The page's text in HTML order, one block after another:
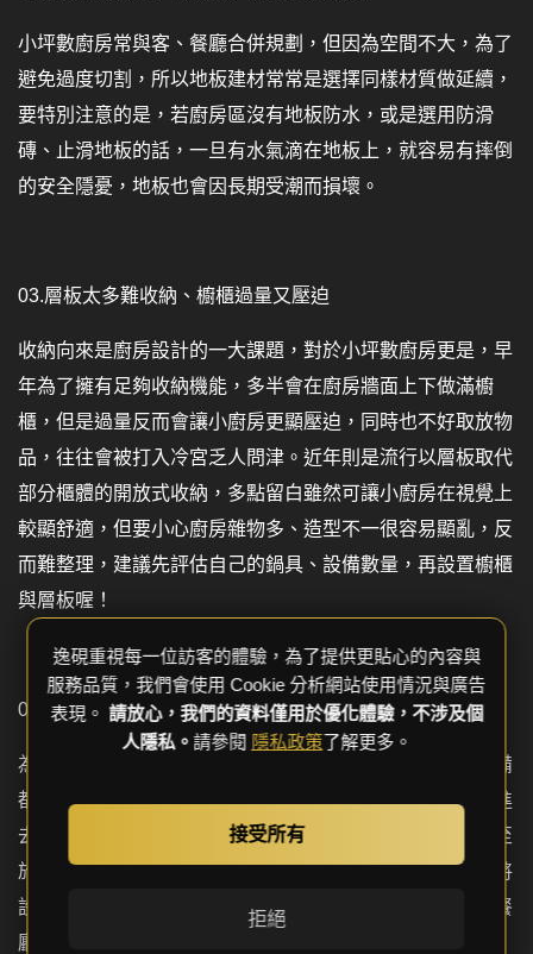
小坪數廚房常與客、餐廳合併規劃，但因為空間不大，為了
避免過度切割，所以地板建材常常是選擇同樣材質做延續，
要特別注意的是，若廚房區沒有地板防水，或是選用防滑
磚、止滑地板的話，一旦有水氣滴在地板上，就容易有摔倒
的安全隱憂，地板也會因長期受潮而損壞。
03.層板太多難收納、櫥櫃過量又壓迫
收納向來是廚房設計的一大課題，對於小坪數廚房更是，早
年為了擁有足夠收納機能，多半會在廚房牆面上下做滿櫥
櫃，但是過量反而會讓小廚房更顯壓迫，同時也不好取放物
品，往往會被打入冷宮乏人問津。近年則是流行以層板取代
部分櫃體的開放式收納，多點留白雖然可讓小廚房在視覺上
較顯舒適，但要小心廚房雜物多、造型不一很容易顯亂，反
而難整理，建議先評估自己的鍋具、設備數量，再設置櫥櫃
與層板喔！
04.設備全擠在廚房，料理動線超級卡
為了擁有功能齊全的廚房，冰箱、烤箱、洗碗機等大小設備
都不放過，但是小廚房的空間十分有限，即使勉強通通擺進
去了，也容易因設備的開關門空間過小，而難以操作，甚至
於取放熱食時，也因空間狹窄而發生碰撞危險，因此建議將
設備外移，像是冰箱可以擺在用餐區，其餘小家電則可在餐
廳另設餐櫃來擺放，避免小廚房擠得像沙丁魚一樣動彈不
逸硯重視每一位訪客的體驗，為了提供更貼心的內容與
服務品質，我們會使用 Cookie 分析網站使用情況與廣告
表現。 請放心，我們的資料僅用於優化體驗，不涉及個
人隱私。請參閱 隱私政策了解更多。
接受所有
拒絕